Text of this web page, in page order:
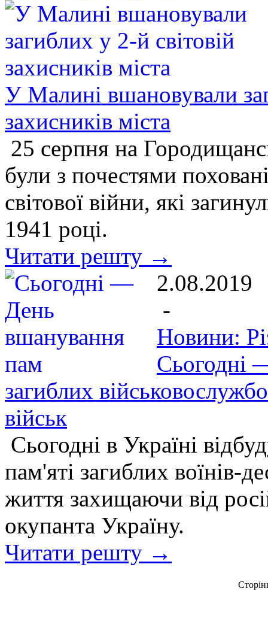
У Малині вшановували
захисників міста
25 серпня на
були з почестями
світової війни, які
1941 році.
Читати решту →
2.08.2019
-
Новини:
Сьогодні
загиблих
військ
Сьогодні в Україні
пам'яті загиблих воїнів-
життя захищаючи від
окупанта Україну.
Читати решту →